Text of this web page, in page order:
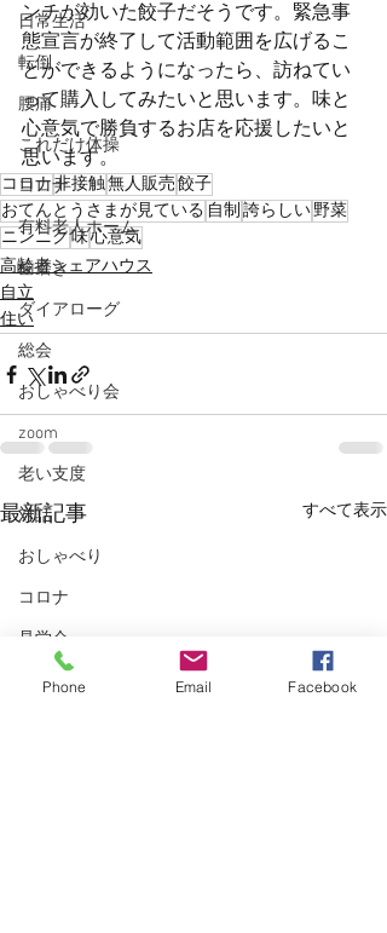
日常生活
転倒
腰痛
これだけ体操
コロナ
有料老人ホーム
歯磨き
ダイアローグ
総会
おしゃべり会
zoom
老い支度
対話
おしゃべり
コロナ
見学会
オープンデイ
ンチが効いた餃子だそうです。緊急事
態宣言が終了して活動範囲を広げるこ
とができるようになったら、訪ねてい
って購入してみたいと思います。味と
心意気で勝負するお店を応援したいと
思います。
コロナ非接触無人販売餃子
おてんとうさまが見ている 自制 誇らしい野菜
ニンニク味心意気
高齢者シェアハウス
自立
住い
最新記事 すべて表示
Phone Email Facebook